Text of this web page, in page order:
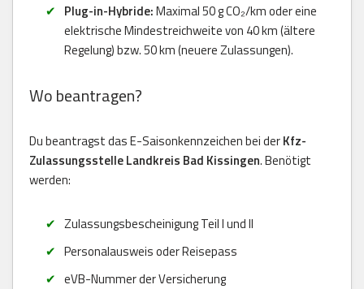
Plug-in-Hybride:Maximal 50 g CO₂/km oder eine
elektrische Mindestreichweite von 40 km (ältere
Regelung) bzw. 50 km (neuere Zulassungen).
Wo beantragen?
Du beantragst das E-Saisonkennzeichen bei derKfz-
Zulassungsstelle Landkreis Bad Kissingen. Benötigt
werden:
Zulassungsbescheinigung Teil I und II
Personalausweis oder Reisepass
eVB-Nummer der Versicherung